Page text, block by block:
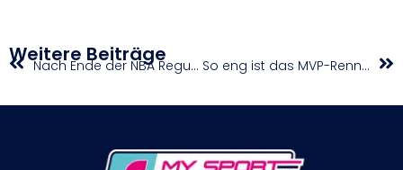
Weitere Beiträge Nach Ende der NBA Regular Season: Jakob Pöltl geht hoffnungsvoll in die Zukunft So eng ist das MVP-Rennen in der win2day Basketball Superliga